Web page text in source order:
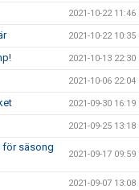
2021-10-22 11:46
2021-10-22 10:35
2021-10-13 22:30
2021-10-06 22:04
2021-09-30 16:19
2021-09-25 13:18
för säsong
2021-09-17 09:59
2021-09-07 13:08